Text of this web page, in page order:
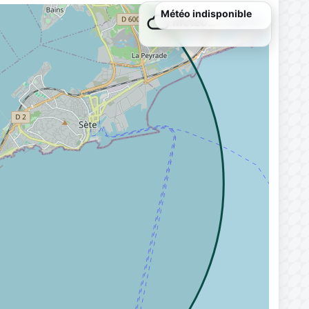
Météo…Chargement
Météo indisponible